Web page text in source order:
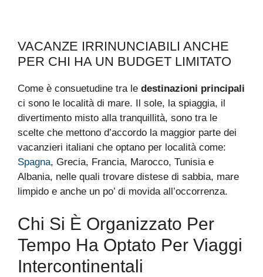
VACANZE IRRINUNCIABILI ANCHE
PER CHI HA UN BUDGET LIMITATO
Come è consuetudine tra le destinazioni principali
ci sono le località di mare. Il sole, la spiaggia, il
divertimento misto alla tranquillità, sono tra le
scelte che mettono d’accordo la maggior parte dei
vacanzieri italiani che optano per località come:
Spagna, Grecia, Francia, Marocco, Tunisia e
Albania, nelle quali trovare distese di sabbia, mare
limpido e anche un po’ di movida all’occorrenza.
Chi Si È Organizzato Per
Tempo Ha Optato Per Viaggi
Intercontinentali